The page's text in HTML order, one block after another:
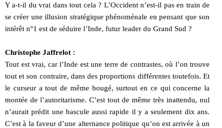
Y a-t-il du vrai dans tout cela ? L’Occident n’est-il pas en train de
se créer une illusion stratégique phénoménale en pensant que son
intérêt n°1 est de séduire l’Inde, futur leader du Grand Sud ?
Christophe Jaffrelot :
Tout est vrai, car l’Inde est une terre de contrastes, où l’on trouve
tout et son contraire, dans des proportions différentes toutefois. Et
le curseur a tout de même bougé, surtout en ce qui concerne la
montée de l’autoritarisme. C’est tout de même très inattendu, nul
n’aurait prédit une bascule aussi rapide il y a seulement dix ans.
C’est à la faveur d’une alternance politique qu’on est arrivée à un